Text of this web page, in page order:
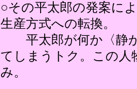
○その平太郎の発案に
生産方式への転換。
平太郎が何か〈静か
てしまうトク。この
み。